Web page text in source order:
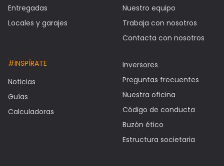
Entregadas
Locales y garajes
Nuestro equipo
Trabaja con nosotros
Contacta con nosotros
#INSPÍRATE
Noticias
Guías
Calculadoras
Inversores
Preguntas frecuentes
Nuestra oficina
Código de conducta
Buzón ético
Estructura societaria